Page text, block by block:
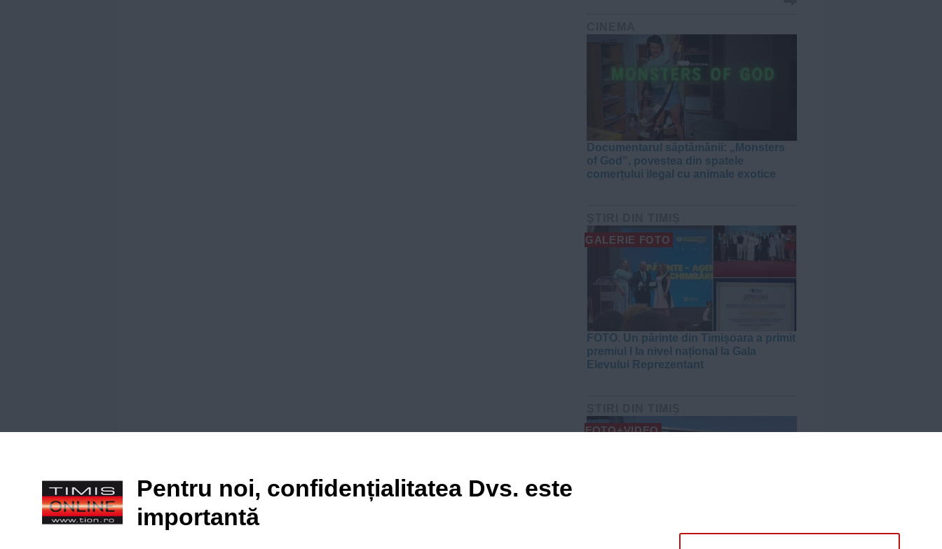
Documentarul săptămânii: „Monsters
of God”, povestea din spatele
comerțului ilegal cu animale exotice
GALERIE FOTO
FOTO. Un părinte din Timișoara a primit
premiul I la nivel național la Gala
Elevului Reprezentant
FOTO+VIDEO
Pentru noi, confidențialitatea Dvs. este
importantă